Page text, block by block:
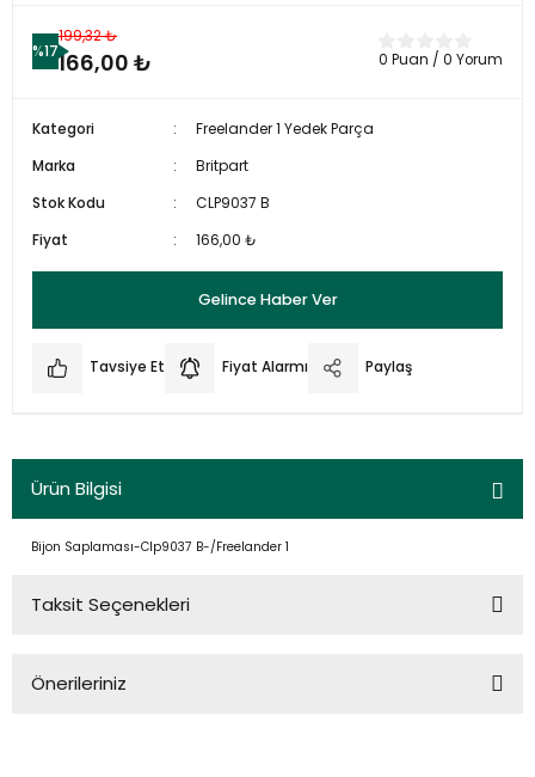
%17
199,32 ₺
166,00 ₺ 0 Puan / 0 Yorum
Kategori
Freelander 1 Yedek Parça
Marka
Britpart
Stok Kodu
CLP9037 B
Fiyat
166,00 ₺
Gelince Haber Ver
Tavsiye Et Fiyat Alarmı Paylaş
Ürün Bilgisi
Bijon Saplaması-Clp9037 B-/Freelander 1
Taksit Seçenekleri
Önerileriniz